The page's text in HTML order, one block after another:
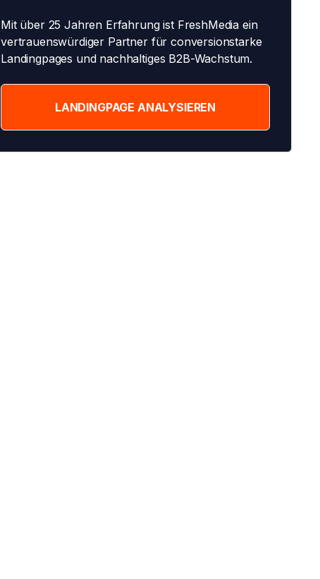
Mit über 25 Jahren Erfahrung ist FreshMedia ein
vertrauenswürdiger Partner für conversionstarke
Landingpages und nachhaltiges B2B-Wachstum.
LANDINGPAGE ANALYSIEREN